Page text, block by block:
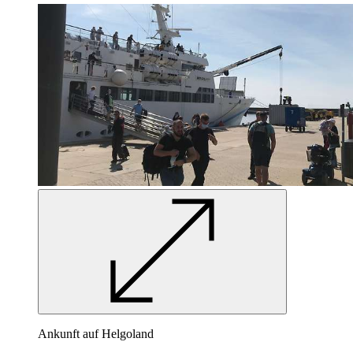
Ankunft auf Helgoland